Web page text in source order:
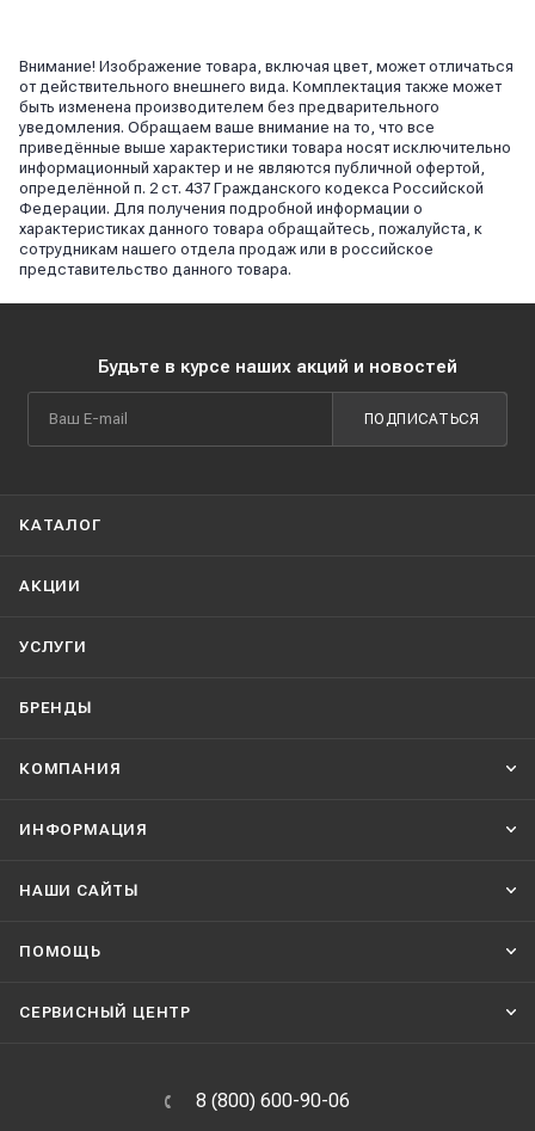
Внимание! Изображение товара, включая цвет, может отличаться
от действительного внешнего вида. Комплектация также может
быть изменена производителем без предварительного
уведомления. Обращаем ваше внимание на то, что все
приведённые выше характеристики товара носят исключительно
информационный характер и не являются публичной офертой,
определённой п. 2 ст. 437 Гражданского кодекса Российской
Федерации. Для получения подробной информации о
характеристиках данного товара обращайтесь, пожалуйста, к
сотрудникам нашего отдела продаж или в российское
представительство данного товара.
Будьте в курсе наших акций и новостей
ПОДПИСАТЬСЯ
КАТАЛОГ
АКЦИИ
УСЛУГИ
БРЕНДЫ
КОМПАНИЯ
ИНФОРМАЦИЯ
НАШИ CАЙТЫ
ПОМОЩЬ
СЕРВИСНЫЙ ЦЕНТР
8 (800) 600-90-06